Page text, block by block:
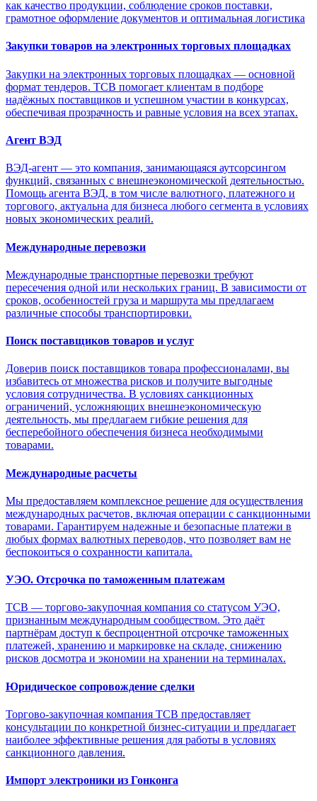
как качество продукции, соблюдение сроков поставки,
грамотное оформление документов и оптимальная логистика
Закупки товаров на электронных торговых площадках
Закупки на электронных торговых площадках — основной
формат тендеров. ТСВ помогает клиентам в подборе
надёжных поставщиков и успешном участии в конкурсах,
обеспечивая прозрачность и равные условия на всех этапах.
Агент ВЭД
ВЭД-агент — это компания, занимающаяся аутсорсингом
функций, связанных с внешнеэкономической деятельностью.
Помощь агента ВЭД, в том числе валютного, платежного и
торгового, актуальна для бизнеса любого сегмента в условиях
новых экономических реалий.
Международные перевозки
Международные транспортные перевозки требуют
пересечения одной или нескольких границ. В зависимости от
сроков, особенностей груза и маршрута мы предлагаем
различные способы транспортировки.
Поиск поставщиков товаров и услуг
Доверив поиск поставщиков товара профессионалами, вы
избавитесь от множества рисков и получите выгодные
условия сотрудничества. В условиях санкционных
ограничений, усложняющих внешнеэкономическую
деятельность, мы предлагаем гибкие решения для
бесперебойного обеспечения бизнеса необходимыми
товарами.
Международные расчеты
Мы предоставляем комплексное решение для осуществления
международных расчетов, включая операции с санкционными
товарами. Гарантируем надежные и безопасные платежи в
любых формах валютных переводов, что позволяет вам не
беспокоиться о сохранности капитала.
УЭО. Отсрочка по таможенным платежам
ТСВ — торгово-закупочная компания со статусом УЭО,
признанным международным сообществом. Это даёт
партнёрам доступ к беспроцентной отсрочке таможенных
платежей, хранению и маркировке на складе, снижению
рисков досмотра и экономии на хранении на терминалах.
Юридическое сопровождение сделки
Торгово-закупочная компания ТСВ предоставляет
консультации по конкретной бизнес-ситуации и предлагает
наиболее эффективные решения для работы в условиях
санкционного давления.
Импорт электроники из Гонконга